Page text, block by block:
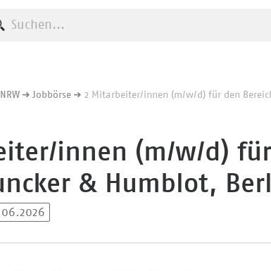
Suche starten
Jobbörse 2 Mitarbeiter/innen (m/w/d) für den
innen (m/w/d)
& Humblot,